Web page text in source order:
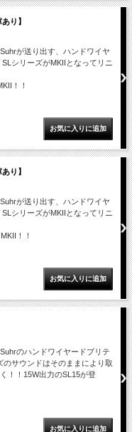
り】
が送り出す、ハンドワイヤ
シリーズがMKIIとなってリニ
！！
り】
が送り出す、ハンドワイヤ
シリーズがMKIIとなってリニ
！！
のハンドワイヤードブリテ
のサウンドはそのままにより取
！！15W出力のSL15が登